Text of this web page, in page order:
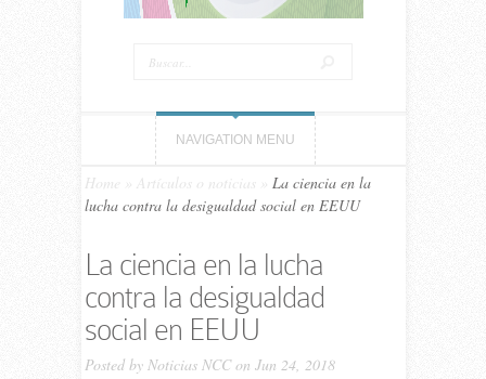
NAVIGATION MENU
Home Artículos o noticias
La ciencia en la
lucha contra la desigualdad social en EEUU
La ciencia en la lucha
contra la desigualdad
social en EEUU
Posted by Noticias NCCon Jun 24, 2018